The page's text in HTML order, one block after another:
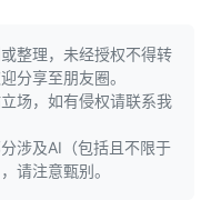
整理，未经授权不得转
分享至朋友圈。
场，如有侵权请联系我
涉及AI（包括且不限于
请注意甄别。